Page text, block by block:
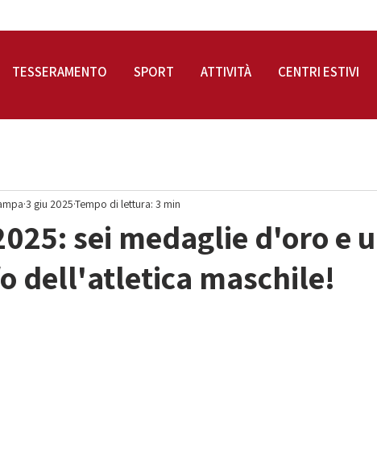
sei medaglie d'oro e
dell'atletica maschile!
3 giu 2025Tempo di lettura: 3 min
TESSERAMENTO SPORT ATTIVITÀ CENTRI ESTIVI